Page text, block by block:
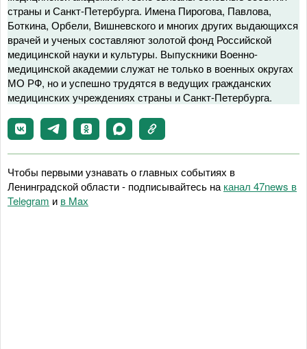
страны и Санкт-Петербурга. Имена Пирогова, Павлова,
Боткина, Орбели, Вишневского и многих других выдающихся
врачей и ученых составляют золотой фонд Российской
медицинской науки и культуры. Выпускники Военно-
медицинской академии служат не только в военных округах
МО РФ, но и успешно трудятся в ведущих гражданских
медицинских учреждениях страны и Санкт-Петербурга.
Чтобы первыми узнавать о главных событиях в
Ленинградской области - подписывайтесь на канал 47news в
Telegram и в Maх